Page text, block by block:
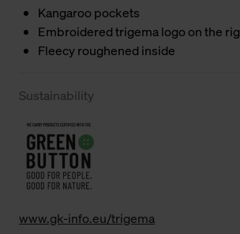
Kangaroo pockets
Embroidered trigema logo on the
Fleecy roughened inside
Sustainability
www.gk-info.eu/trigema